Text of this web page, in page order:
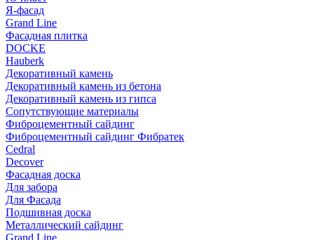
Я-фасад
Grand Line
Фасадная плитка
DOCKE
Hauberk
Декоративный камень
Декоративный камень из бетона
Декоративный камень из гипса
Сопутствующие материалы
Фиброцементный сайдинг
Фиброцементный сайдинг Фибратек
Cedral
Decover
Фасадная доска
Для забора
Для Фасада
Подшивная доска
Металлический сайдинг
Grand Line